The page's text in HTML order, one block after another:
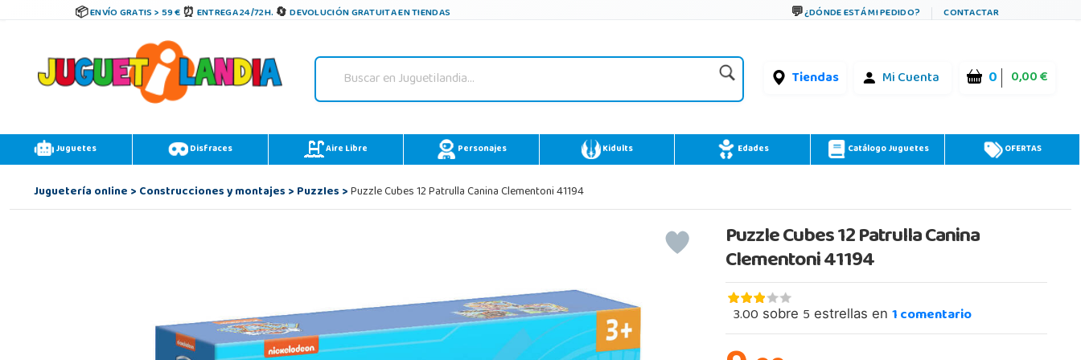
ENVÍO GRATIS > 59 € ENTREGA 24/72H. DEVOLUCIÓN GRATUITA EN TIENDAS ¿DÓNDE ESTÁ MI PEDIDO? CONTACTAR
Tiendas Mi Cuenta 0 0,00 €
Juguetes Disfraces Aire Libre Personajes Kidults Edades Catálogo Juguetes OFERTAS
Juguetería online>Construcciones y montajes>Puzzles>Puzzle Cubes 12 Patrulla Canina Clementoni 41194
Puzzle Cubes 12 Patrulla Canina
Clementoni 41194
3.00 sobre 5 estrellas en1comentario